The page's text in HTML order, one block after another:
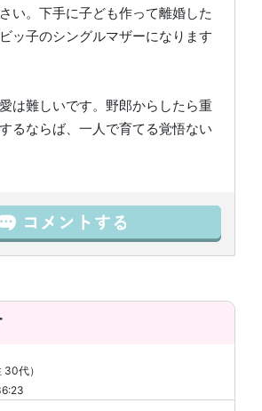
い。下手に子ども作って離婚した
ッ子のシングルマザーになります
は難しいです。野郎からしたら重
るならば、一人で育てる覚悟ない
30代）